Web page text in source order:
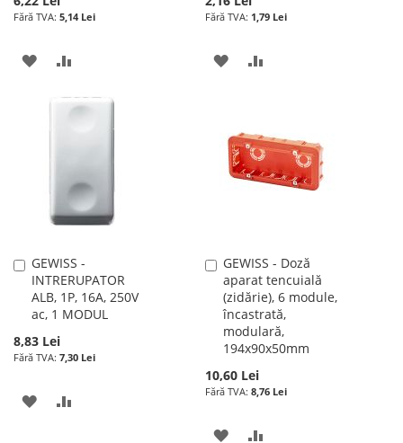
5,14 Lei
ADAUGATI
DORINTE
1,79 Lei
ADAUGATI
DE
DORINTE
GEWISS -
INTRERUPATOR
ALB, 1P, 16A, 250V
ac, 1 MODUL
8,83 Lei
7,30 Lei
Adauga
în
cos
ADAUGATI
GEWISS - Doză
aparat tencuială
(zidărie), 6 module,
încastrată,
modulară,
194x90x50mm
10,60 Lei
8,76 Lei
Adauga
în
cos
ADAUGATI